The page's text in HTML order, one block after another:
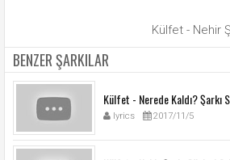
Külfet - Nehir
BENZER ŞARKILAR
Külfet - Nerede Kaldı? Şarkı
lyrics 2017/11/5